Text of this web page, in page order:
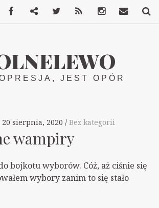
JEST OPÓR
20 sierpnia, 2020 Bez kategorii
wampiry
bojkotu wyborów. Cóż, aż ciśnie się
wybory zanim to się stało
FacebookMastodonTwitter InstagramKontakt